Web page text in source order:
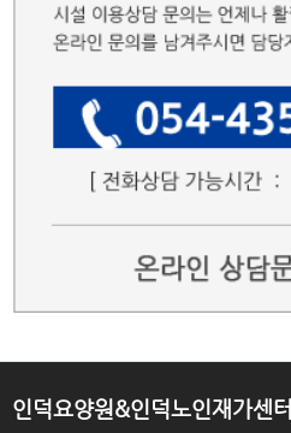
인덕요양원&인덕노인재가센터